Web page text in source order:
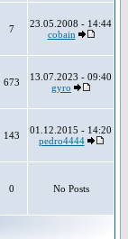
7
23.05.2008 - 14:44
cobain
673
13.07.2023 - 09:40
gyro
143
01.12.2015 - 14:20
pedro4444
0 No Posts